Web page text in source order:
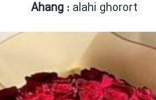
Ahang : alahi ghorort